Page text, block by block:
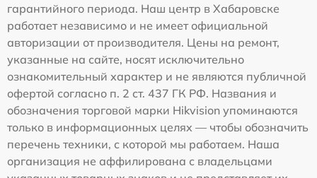
гарантийного периода. Наш центр в Хабаровске
работает независимо и не имеет официальной
авторизации от производителя. Цены на ремонт,
указанные на сайте, носят исключительно
ознакомительный характер и не являются публичной
офертой согласно п. 2 ст. 437 ГК РФ. Названия и
обозначения торговой марки Hikvision упоминаются
только в информационных целях — чтобы обозначить
перечень техники, с которой мы работаем. Наша
организация не аффилирована с владельцами